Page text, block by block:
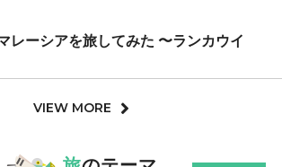
レーシアを旅してみた 〜ランカウイ
VIEW MORE